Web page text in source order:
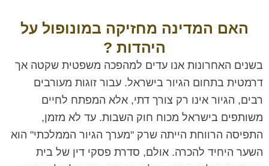
האם המדינה מחזיקה במונופול על
היהדות ?
בשנים האחרונות אנו עדים למהפכה משפטית שקטה אך
דרמטית בתחום הגיור בישראל. עבור זוגות מעורבים
רבים, הגיור אינו רק צורך דתי, אלא המפתח לחיים
משותפים בישראל מכוח חוק השבות. עד לא מזמן,
התפיסה הרווחת הייתה שרק "מערך הגיור הממלכתי" הוא
השער היחיד להכרה. אולם, סדרת פסקי דין של בית